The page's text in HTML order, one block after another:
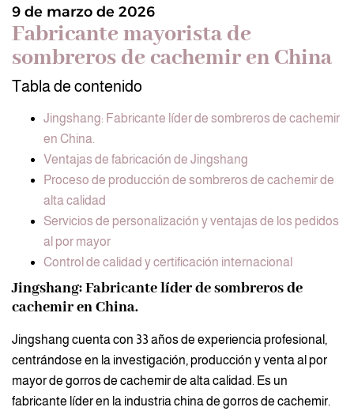
9 de marzo de 2026
Fabricante mayorista de
sombreros de cachemir en China
Tabla de contenido
Jingshang: Fabricante líder de sombreros de cachemir
en China.
Ventajas de fabricación de Jingshang
Proceso de producción de sombreros de cachemir de
alta calidad
Servicios de personalización y ventajas de los pedidos
al por mayor
Control de calidad y certificación internacional
Jingshang: Fabricante líder de sombreros de
cachemir en China.
Jingshang cuenta con 33 años de experiencia profesional,
centrándose en la investigación, producción y venta al por
mayor de gorros de cachemir de alta calidad. Es un
fabricante líder en la industria china de gorros de cachemir.